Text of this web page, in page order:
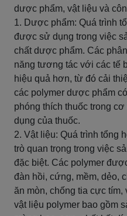
dược phẩm, vật liệu và
1. Dược phẩm: Quá trình
được sử dụng trong việc
chất dược phẩm. Các
năng tương tác với các tế
hiệu quả hơn, từ đó cải
các polymer dược phẩm
phóng thích thuốc trong
dụng của thuốc.
2. Vật liệu: Quá trình tổng
trò quan trọng trong việc
đặc biệt. Các polymer
đàn hồi, cứng, mềm, dẻo,
ăn mòn, chống tia cực tím,
vật liệu polymer bao gồm